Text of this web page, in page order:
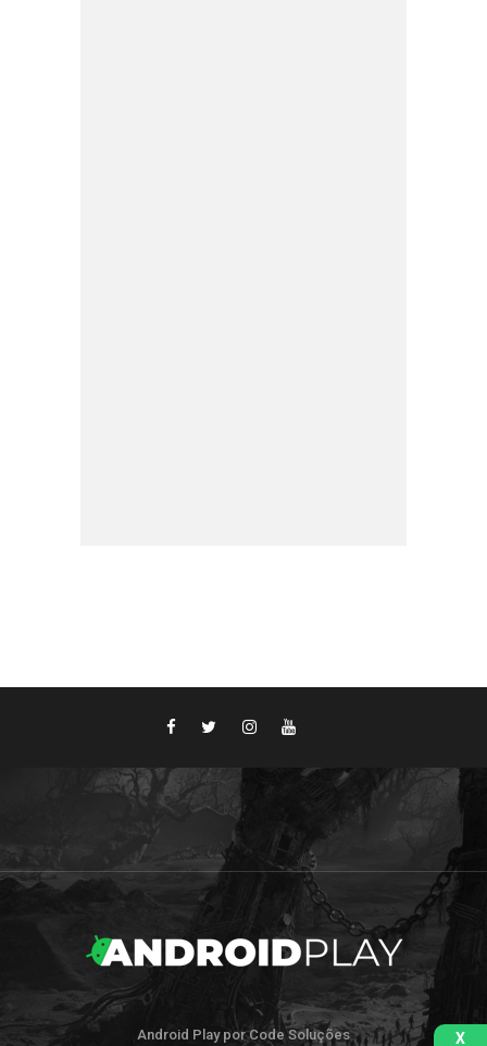
Android Play por Code Soluções X